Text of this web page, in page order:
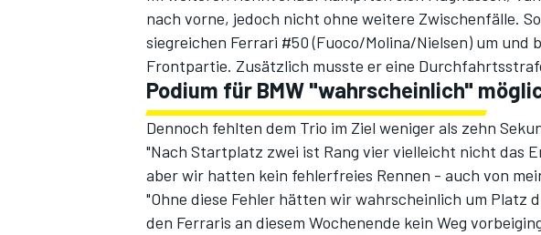
nach vorne, jedoch nicht ohne weitere Zwischenfälle.
siegreichen Ferrari #50 (Fuoco/Molina/Nielsen) um und
Frontpartie. Zusätzlich musste er eine
Podium für BMW "wahrscheinlich"
Dennoch fehlten dem Trio im Ziel weniger als zehn
"Nach Startplatz zwei ist Rang vier vielleicht nicht das
aber wir hatten kein fehlerfreies Rennen - auch von
"Ohne diese Fehler hätten wir wahrscheinlich um Platz
den Ferraris an diesem Wochenende kein Weg